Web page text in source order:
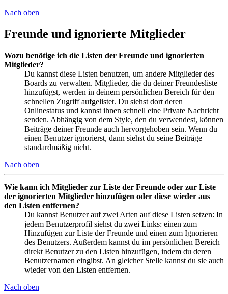
Nach oben
Freunde und ignorierte Mitglieder
Wozu benötige ich die Listen der Freunde und ignorierten
Mitglieder?
Du kannst diese Listen benutzen, um andere Mitglieder des
Boards zu verwalten. Mitglieder, die du deiner Freundesliste
hinzufügst, werden in deinem persönlichen Bereich für den
schnellen Zugriff aufgelistet. Du siehst dort deren
Onlinestatus und kannst ihnen schnell eine Private Nachricht
senden. Abhängig von dem Style, den du verwendest, können
Beiträge deiner Freunde auch hervorgehoben sein. Wenn du
einen Benutzer ignorierst, dann siehst du seine Beiträge
standardmäßig nicht.
Nach oben
Wie kann ich Mitglieder zur Liste der Freunde oder zur Liste
der ignorierten Mitglieder hinzufügen oder diese wieder aus
den Listen entfernen?
Du kannst Benutzer auf zwei Arten auf diese Listen setzen: In
jedem Benutzerprofil siehst du zwei Links: einen zum
Hinzufügen zur Liste der Freunde und einen zum Ignorieren
des Benutzers. Außerdem kannst du im persönlichen Bereich
direkt Benutzer zu den Listen hinzufügen, indem du deren
Benutzernamen eingibst. An gleicher Stelle kannst du sie auch
wieder von den Listen entfernen.
Nach oben